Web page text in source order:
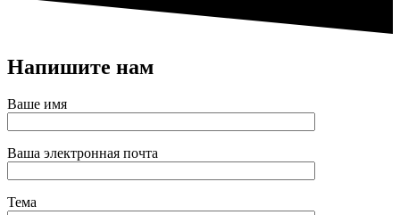
Напишите нам
Ваше имя
Ваша электронная почта
Тема